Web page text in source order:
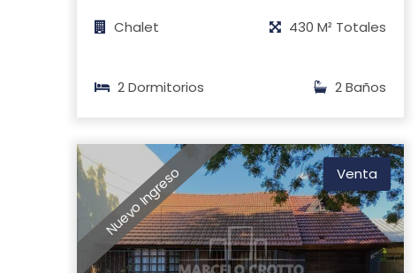
Chalet 430 M² Totales
2 Dormitorios 2 Baños
Nuevo Ingreso Venta